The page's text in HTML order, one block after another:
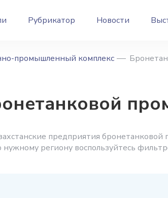
Рубрикатор Новости
промышленный комплекс
предприятия
региону воспользуйтесь